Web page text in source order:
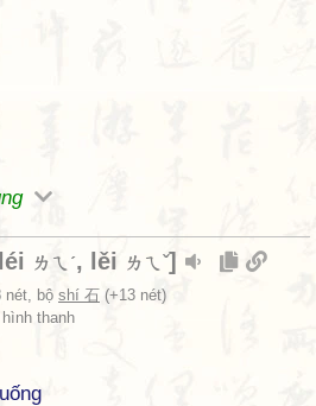
léi ㄌㄟˊ, lěi ㄌㄟˇ]
nét, bộ shí 石 (+13 nét)
thanh